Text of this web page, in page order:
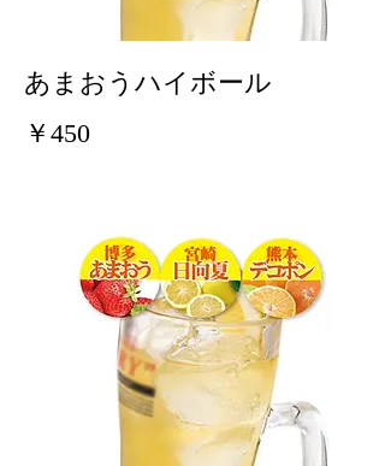
あまおうハイボール
￥450